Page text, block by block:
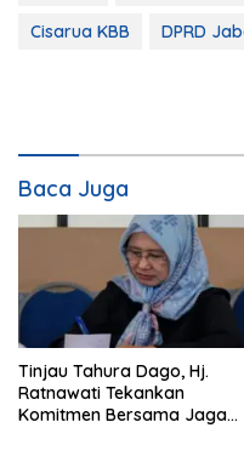
Cisarua KBB
DPRD
Baca Juga
Tinjau Tahura Dago, Hj.
Ratnawati Tekankan
Komitmen Bersama Jaga